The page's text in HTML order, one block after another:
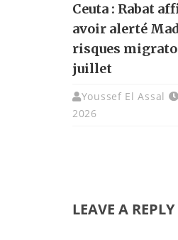
Ceuta : Rabat
avoir alerté
risques
juillet
Youssef El Assal
2026
LEAVE A REPLY